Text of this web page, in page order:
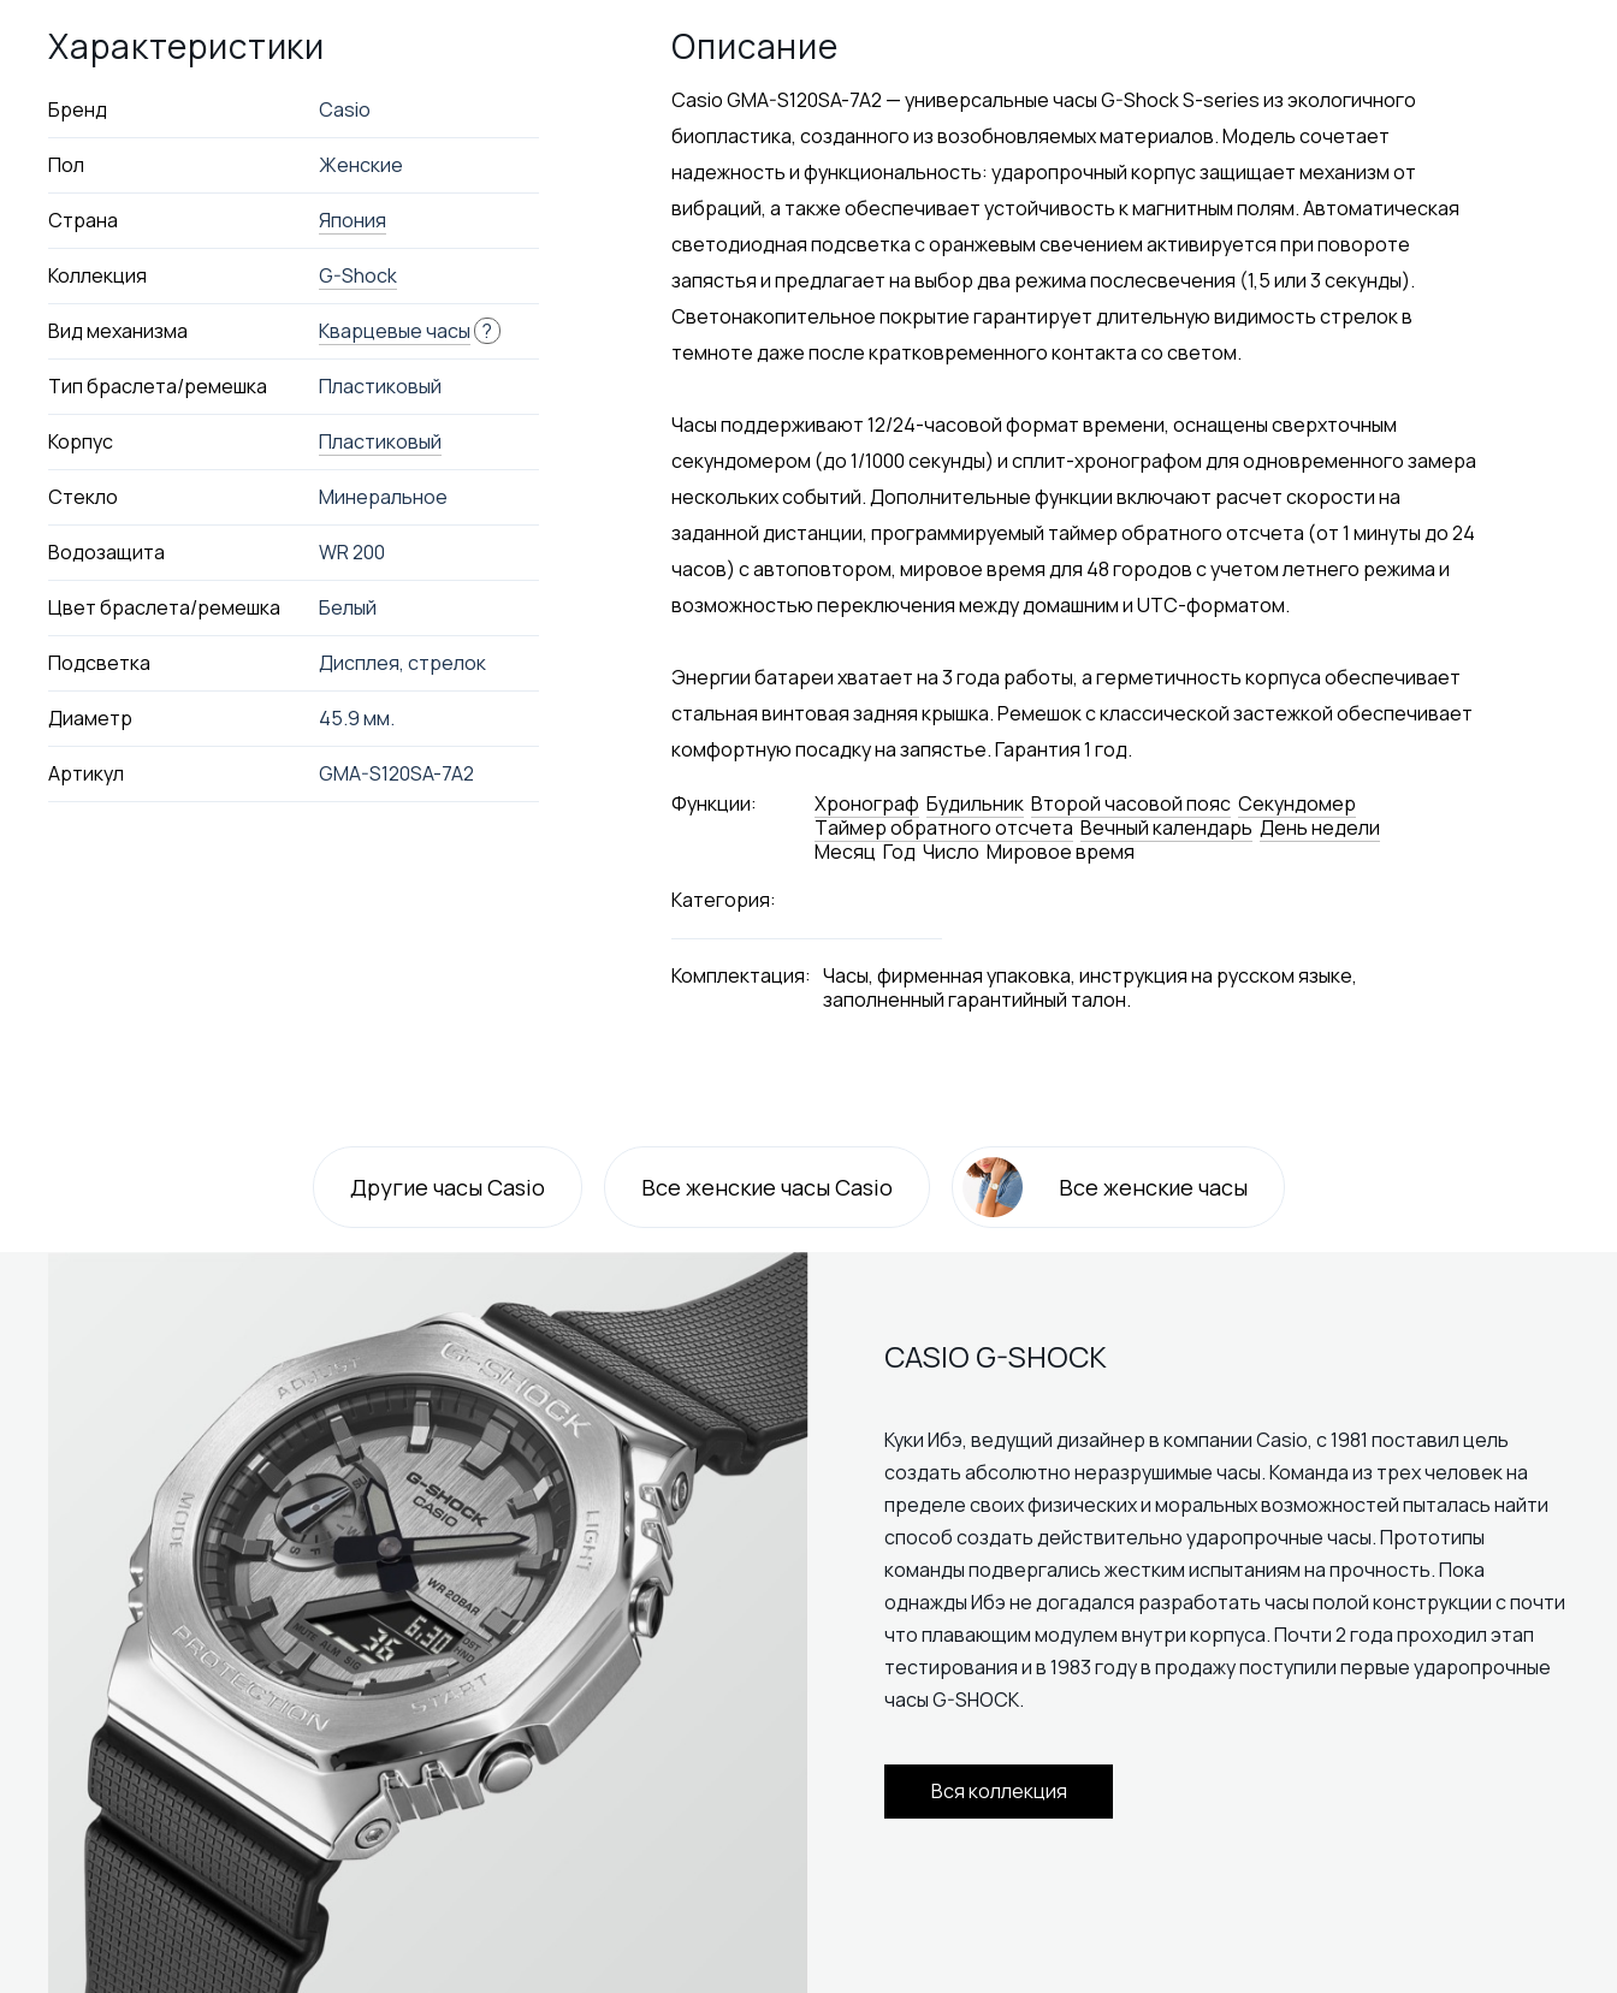
Характеристики
Бренд Casio
Пол Женские
Страна Япония
Коллекция G-Shock
Вид механизма Кварцевые часы ?
Тип браслета/ремешка Пластиковый
Корпус Пластиковый
Стекло Минеральное
Водозащита WR 200
Цвет браслета/ремешка Белый
Подсветка Дисплея, стрелок
Диаметр 45.9 мм.
Артикул GMA-S120SA-7A2
Описание
Casio GMA-S120SA-7A2 — универсальные часы G-Shock S-series из экологичного
биопластика, созданного из возобновляемых материалов. Модель сочетает
надежность и функциональность: ударопрочный корпус защищает механизм от
вибраций, а также обеспечивает устойчивость к магнитным полям. Автоматическая
светодиодная подсветка с оранжевым свечением активируется при повороте
запястья и предлагает на выбор два режима послесвечения (1,5 или 3 секунды).
Светонакопительное покрытие гарантирует длительную видимость стрелок в
темноте даже после кратковременного контакта со светом.
Часы поддерживают 12/24-часовой формат времени, оснащены сверхточным
секундомером (до 1/1000 секунды) и сплит-хронографом для одновременного замера
нескольких событий. Дополнительные функции включают расчет скорости на
заданной дистанции, программируемый таймер обратного отсчета (от 1 минуты до 24
часов) с автоповтором, мировое время для 48 городов с учетом летнего режима и
возможностью переключения между домашним и UTC-форматом.
Энергии батареи хватает на 3 года работы, а герметичность корпуса обеспечивает
стальная винтовая задняя крышка. Ремешок с классической застежкой обеспечивает
комфортную посадку на запястье. Гарантия 1 год.
Функции: Хронограф Будильник Второй часовой пояс Секундомер
Tаймер обратного отсчета Вечный календарь День недели
Месяц Год Число Мировое время
Категория:
Комплектация: Часы, фирменная упаковка, инструкция на русском языке,
заполненный гарантийный талон.
Другие часы Casio Всеженские часы Casio Всеженские часы
CASIO G-SHOCK
Куки Ибэ, ведущий дизайнер в компании Casio, с 1981 поставил цель
создать абсолютно неразрушимые часы. Команда из трех человек на
пределе своих физических и моральных возможностей пыталась найти
способ создать действительно ударопрочные часы. Прототипы
команды подвергались жестким испытаниям на прочность. Пока
однажды Ибэ не догадался разработать часы полой конструкции с почти
что плавающим модулем внутри корпуса. Почти 2 года проходил этап
тестирования и в 1983 году в продажу поступили первые ударопрочные
часы G-SHOCK.
Вся коллекция